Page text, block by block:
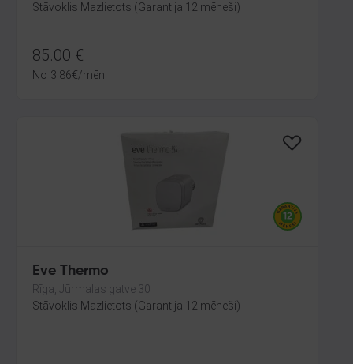
Stāvoklis Mazlietots (Garantija 12 mēneši)
85.00 €
No 3.86€/mēn.
Eve Thermo
Rīga, Jūrmalas gatve 30
Stāvoklis Mazlietots (Garantija 12 mēneši)